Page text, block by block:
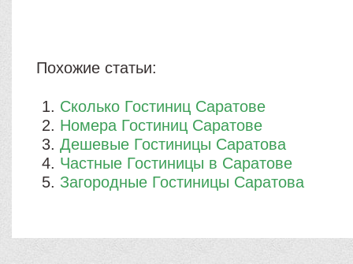
Похожие статьи:
Сколько Гостиниц Саратове
Номера Гостиниц Саратове
Дешевые Гостиницы Саратова
Частные Гостиницы в Саратове
Загородные Гостиницы Саратова